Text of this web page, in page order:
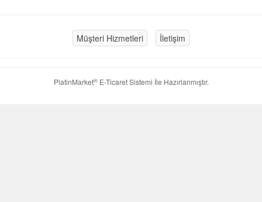
Müşteri Hizmetleri İletişim
PlatinMarket®E-Ticaret Sistemi İle Hazırlanmıştır.